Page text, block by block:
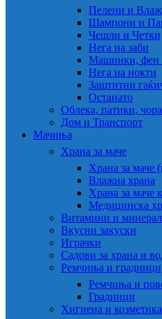
Пелени и
Шампони и
Чешли и Четки
Нега на заби
Машинки, фен
Нега на нокти
Заштитни
Останато
Облека, патики,
Дом и Транспорт
Мачиња
Храна за маче
Храна за маче
Влажна храна
Храна за маче
Медицинска
Витамини и
Вкусни закуски
Играчки
Садови за храна и
Ремчиња и градници
Ремчиња и
Градници
Хигиена и козметика